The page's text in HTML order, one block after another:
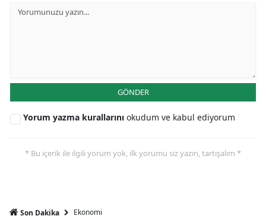
GÖNDER
Yorum yazma kurallarını okudum ve kabul ediyorum
* Bu içerik ile ilgili yorum yok, ilk yorumu siz yazın, tartışalım *
Son Dakika Ekonomi